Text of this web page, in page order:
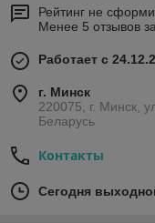
Рейтинг не
Менее 5 отзывов
Работает с
г. Минск
220075, г. Минск,
Беларусь
Контакты
Сегодня